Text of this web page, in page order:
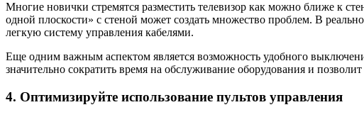
Многие новички стремятся разместить телевизор как можно ближе к
одной плоскости» с стеной может создать множество проблем. В
легкую систему управления кабелями.
Еще одним важным аспектом является возможность удобного
значительно сократить время на обслуживание оборудования и
4. Оптимизируйте использование пультов управления